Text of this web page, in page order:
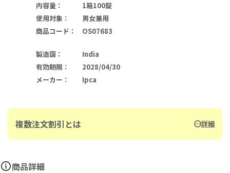
内容量 ：
1箱100錠
使用対象 ：
男女兼用
商品コード ： OS07683
製造国 ：
India
有効期限 ：
2028/04/30
メーカー ： Ipca
複数注文割引とは 詳細
商品詳細